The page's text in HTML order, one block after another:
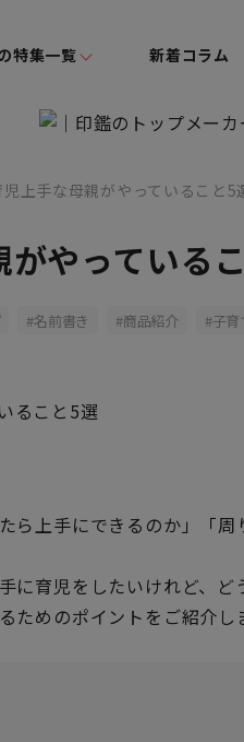
特集一覧 新着コラム
児上手な母親がやっていること5
やっている
名前書き 商品紹介 子育
ら上手にできるのか」「
に育児をしたいけれど、
ためのポイントをご紹介し